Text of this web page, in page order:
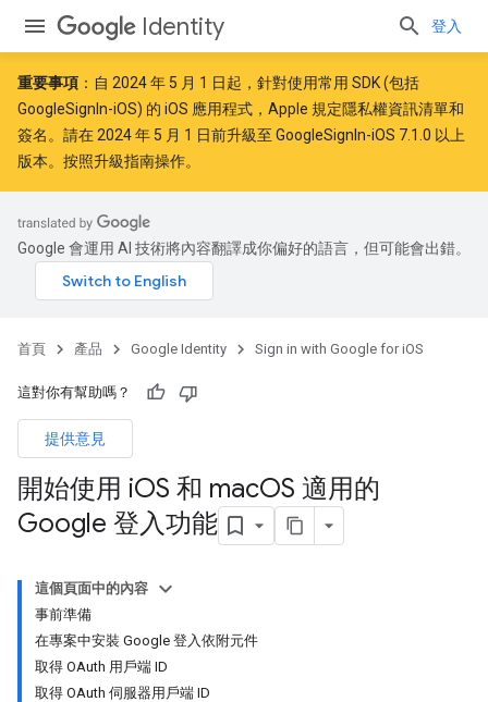
Identity 登入
重要事項 ：自 2024 年 5 月 1 日起，針對使用常用 SDK (包括
GoogleSignIn-iOS) 的 iOS 應用程式，Apple 規定隱私權資訊清單和
簽名。請在 2024 年 5 月 1 日前升級至 GoogleSignIn-iOS 7.1.0 以上
版本。按照升級指南操作。
Google 會運用 AI 技術將內容翻譯成你偏好的語言，但可能會出錯。
首頁 產品 Google Identity Sign in with Google for iOS
這對你有幫助嗎？
提供意見
開始使用 iOS 和 macOS 適用的
Google 登入功能
這個頁面中的內容
事前準備
在專案中安裝 Google 登入依附元件
取得 OAuth 用戶端 ID
取得 OAuth 伺服器用戶端 ID